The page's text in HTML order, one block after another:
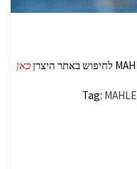
כאן
Tag: MAHLE